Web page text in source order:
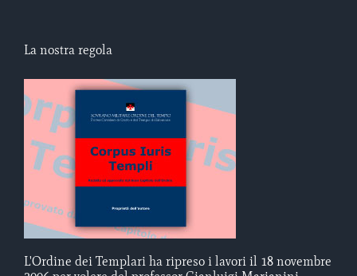
La nostra regola
L'Ordine dei Templari ha ripreso i lavori il 18 novembre